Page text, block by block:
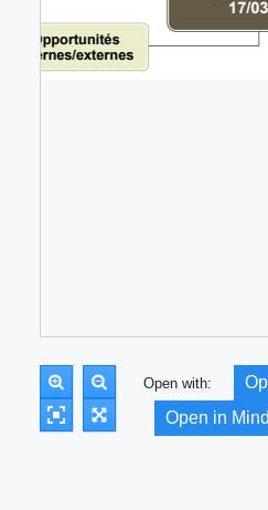
Open with:
Open in